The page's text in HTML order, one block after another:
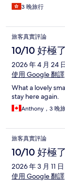
3 晚旅行
旅客真實評論
10/10 好極了
2026 年 4 月 24
使用 Google 翻譯
What a lovely
stay here again.
Anthony，3 晚
旅客真實評論
10/10 好極了
2026 年 3 月 11 日
使用 Google 翻譯